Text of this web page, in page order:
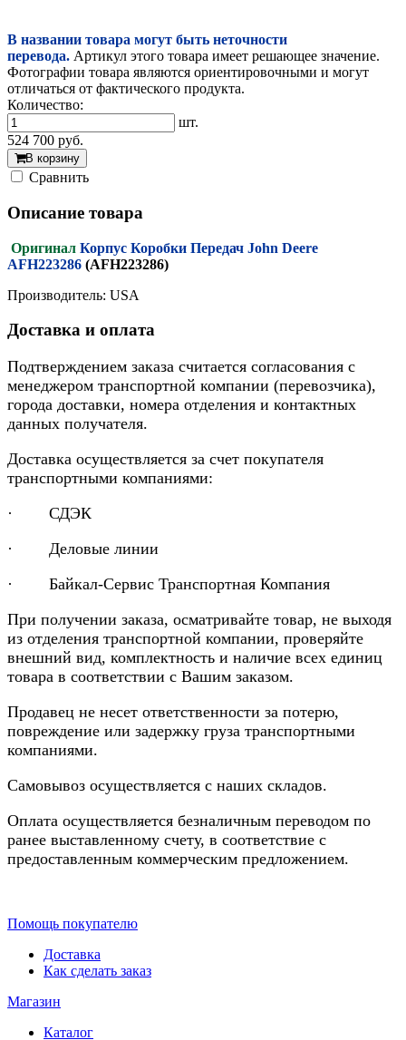
В названии товара могут быть неточности
перевода. Артикул этого товара имеет решающее значение.
Фотографии товара являются ориентировочными и могут
отличаться от фактического продукта.
Количество:
шт.
524 700 руб.
В корзину
Cравнить
Описание товара
Оригинал Корпус Коробки Передач John Deere
AFH223286 (AFH223286)
Производитель: USA
Доставка и оплата
Подтверждением заказа считается согласования с
менеджером транспортной компании (перевозчика),
города доставки, номера отделения и контактных
данных получателя.
Доставка осуществляется за счет покупателя
транспортными компаниями:
· СДЭК
· Деловые линии
· Байкал-Сервис Транспортная Компания
При получении заказа, осматривайте товар, не выходя
из отделения транспортной компании, проверяйте
внешний вид, комплектность и наличие всех единиц
товара в соответствии с Вашим заказом.
Продавец не несет ответственности за потерю,
повреждение или задержку груза транспортными
компаниями.
Самовывоз осуществляется с наших складов.
Оплата осуществляется безналичным переводом по
ранее выставленному счету, в соответствие с
предоставленным коммерческим предложением.
Помощь покупателю
Доставка
Как сделать заказ
Магазин
Каталог